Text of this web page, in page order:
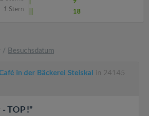
1 Stern 18
/ Besuchsdatum
in der Bäckerei Steiskal
in 24145
TOP !"